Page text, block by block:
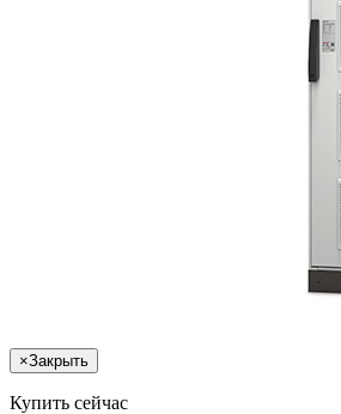
×Закрыть
Купить сейчас